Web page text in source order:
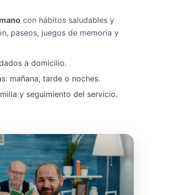
con hábitos saludables y
paseos, juegos de memoria y
a domicilio.
mañana, tarde o noches.
y seguimiento del servicio.